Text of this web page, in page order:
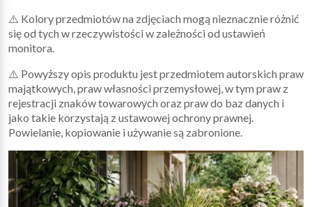
⚠️ Kolory przedmiotów na zdjęciach mogą nieznacznie różnić
się od tych w rzeczywistości w zależności od ustawień
monitora.
⚠️ Powyższy opis produktu jest przedmiotem autorskich praw
majątkowych, praw własności przemysłowej, w tym praw z
rejestracji znaków towarowych oraz praw do baz danych i
jako takie korzystają z ustawowej ochrony prawnej.
Powielanie, kopiowanie i używanie są zabronione.